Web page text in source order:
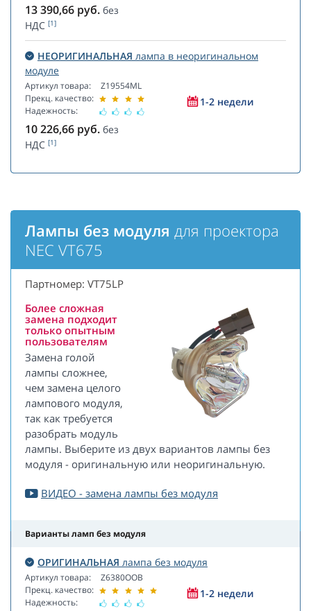
13 390,66 руб. без
НДС [1]
НЕОРИГИНАЛЬНАЯ лампа в неоригинальном
модуле
Артикул товара:
Прекц. качество:
Надежность:
Z19554ML
1-2 недели
10 226,66 руб. без
НДС [1]
Лампы без модуля для проектора
NEC VT675
Партномер: VT75LP
Более сложная
замена подходит
только опытным
пользователям
Замена голой
лампы сложнее,
чем замена целого
лампового модуля,
так как требуется
разобрать модуль
лампы. Выберите из двух вариантов лампы без
модуля - оригинальную или неоригинальную.
ВИДЕО - замена лампы без модуля
Варианты ламп без модуля
ОРИГИНАЛЬНАЯ лампа без модуля
Артикул товара:
Прекц. качество:
Надежность:
Z6380OOB
1-2 недели